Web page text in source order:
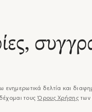
δελτία και
τουςΌρους Χρήσηςτων